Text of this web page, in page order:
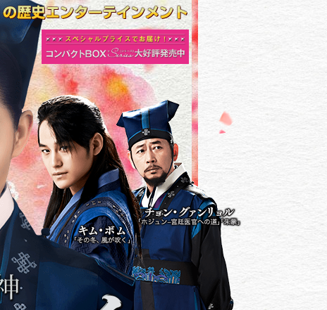
ス
ペシャルプライスでお届け！コンパ
クトBOXシリーズ大好評発売中